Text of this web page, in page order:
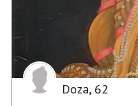
Doza, 62